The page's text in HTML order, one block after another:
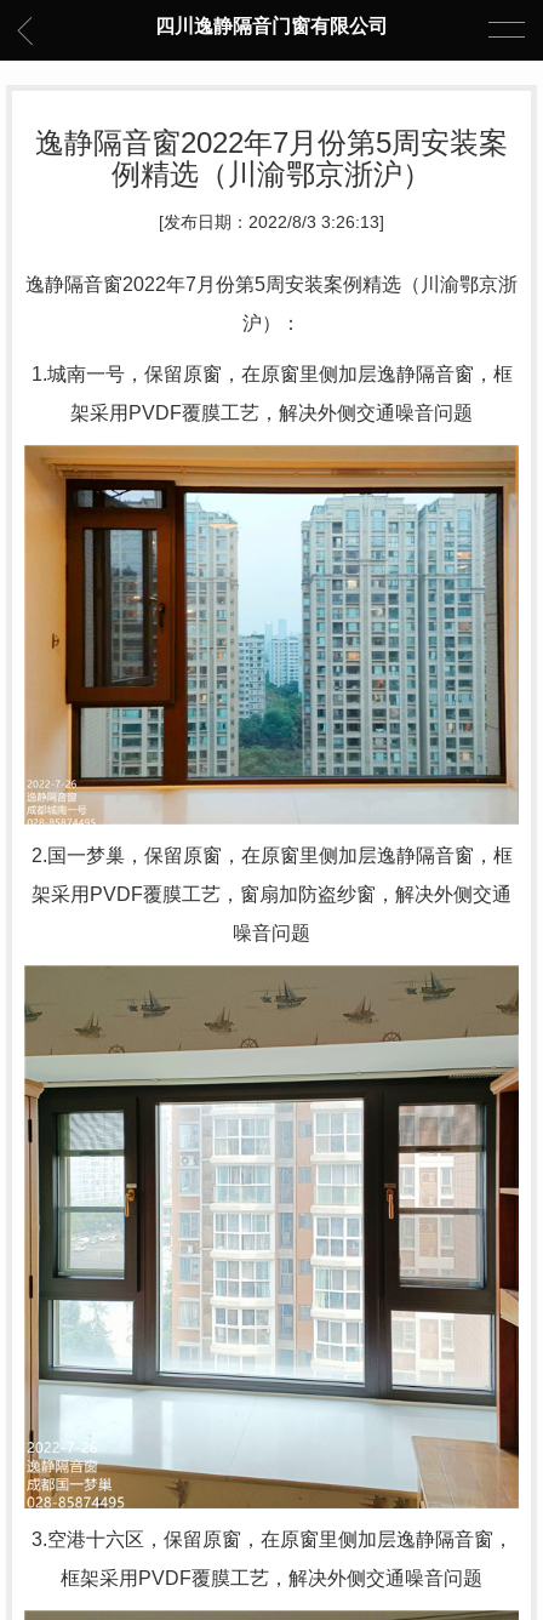
四川逸静隔音门窗有限公司
逸静隔音窗2022年7月份第5周安装案
例精选（川渝鄂京浙沪）
[发布日期：2022/8/3 3:26:13]
逸静隔音窗2022年7月份第5周安装案例精选（川渝鄂京浙
沪）：
1.城南一号，保留原窗，在原窗里侧加层逸静隔音窗，框
架采用PVDF覆膜工艺，解决外侧交通噪音问题
2.国一梦巢， 保留原窗，在原窗里侧加层逸静隔音窗，框
架采用PVDF覆膜工艺，窗扇加防盗纱窗，解决外侧交通
噪音问题
3.空港十六区， 保留原窗，在原窗里侧加层逸静隔音窗，
框架采用PVDF覆膜工艺，解决外侧交通噪音问题